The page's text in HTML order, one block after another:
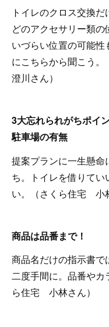
トイレのクロス交換
どのアクセサリー類
いづらい位置の可能
にこちらから聞こう
澄川さん）
3大忘れられがちポイ
駐車場の有無
提案プランに一生懸
ち。トイレを借りて
い。（さくら住宅 小
商品は品番まで！
商品名だけの指示書
二度手間に。品番やカ
ら住宅 小林さん）